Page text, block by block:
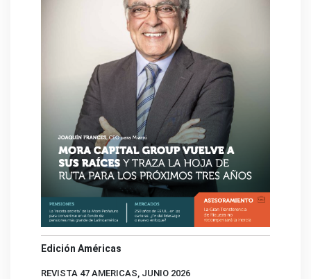
Edición Américas
REVISTA 47 AMERICAS, JUNIO 2026